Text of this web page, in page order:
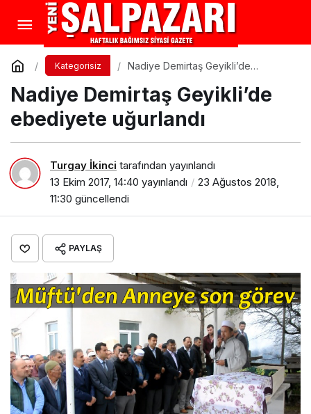
Kategorisiz
Nadiye Demirtaş Geyikli’de
Nadiye Demirtaş Geyikli’de
ebediyete uğurlandı
Turgay İkinci tarafından yayınlandı
13 Ekim 2017, 14:40 yayınlandı
23 Ağustos 2018,
11:30 güncellendi
PAYLAŞ